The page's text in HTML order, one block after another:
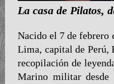
La casa de Pilatos,
Nacido el 7 de febrero
Lima, capital de Perú,
recopilación de
Marino militar